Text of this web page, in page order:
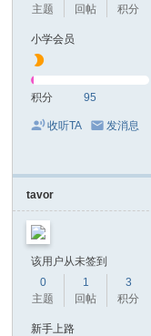
主题
回帖
积分
小学会员
积分 95
收听TA 发消息
tavor
该用户从未签到
0
主题
1
回帖
3
积分
新手上路